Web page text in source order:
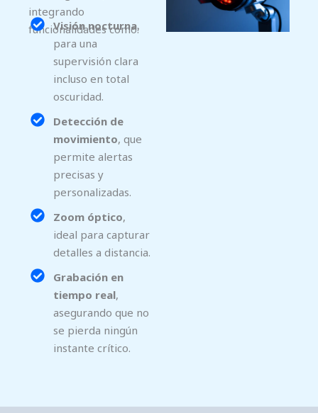
integrando
funcionalidades como:
Visión nocturna,
para una
supervisión clara
incluso en total
oscuridad.
Detección de
movimiento, que
permite alertas
precisas y
personalizadas.
Zoom óptico,
ideal para capturar
detalles a distancia.
Grabación en
tiempo real,
asegurando que no
se pierda ningún
instante crítico.